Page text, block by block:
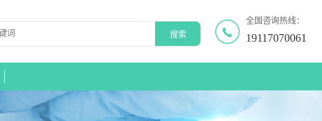
全国咨询热线：
19117070061